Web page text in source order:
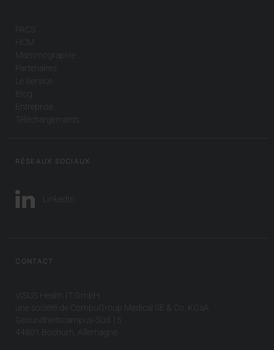
PACS
HCM
Mammographie
Partenaires
Le Service
Blog
Entreprise
Téléchargements
RÉSEAUX SOCIAUX
LinkedIn
CONTACT
VISUS Health IT GmbH
une société de CompuGroup Medical SE & Co. KGaA
Gesundheitscampus-Süd 15
44801 Bochum, Allemagne